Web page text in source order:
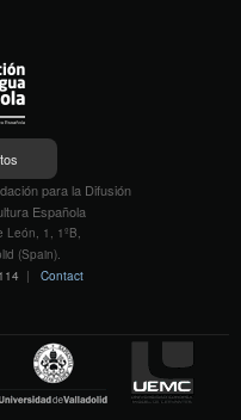
para la Difusión
Española
León, 1, 1ºB,
(Spain).
| Contact